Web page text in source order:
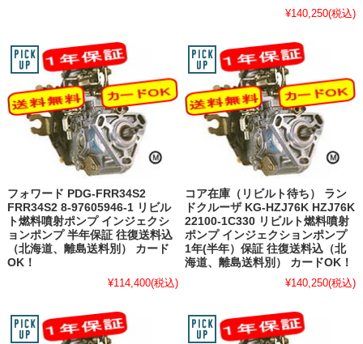
¥140,250(税込)
フォワード PDG-FRR34S2
FRR34S2 8-97605946-1 リビル
ト燃料噴射ポンプ インジェクシ
ョンポンプ 半年保証 往復送料込
（北海道、離島送料別） カード
OK！
¥114,400(税込)
コア在庫（リビルト待ち） ラン
ドクルーザ KG-HZJ76K HZJ76K
22100-1C330 リビルト燃料噴射
ポンプ インジェクションポンプ
1年(半年）保証 往復送料込（北
海道、離島送料別） カードOK！
¥140,250(税込)